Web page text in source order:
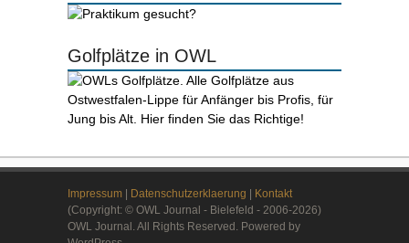
Golfplätze in OWL
Impressum Datenschutzerklaerung
Kontakt
(Copyright: © OWL Journal - Bielefeld - 2006-2026)
OWL Journal. All Rights Reserved. Powered by